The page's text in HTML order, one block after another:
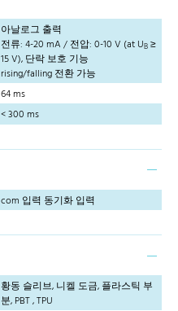
아날로그 출력
전류: 4-20 mA / 전압: 0-10 V (at UB ≥
15 V), 단락 보호 기능
rising/falling 전환 가능
64 ms
< 300 ms
com 입력 동기화 입력
황동 슬리브, 니켈 도금, 플라스틱 부
분, PBT , TPU